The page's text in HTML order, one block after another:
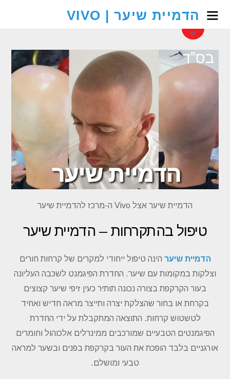
הדמיית שיער | VIVO
הדמיית שיער אצל Vivo ה-מרכז להדמיית שיער
טיפול בהתקרחות – הדמיית שיער
הדמיית שיער הינה טיפול ייחודי למקרים של קרחות חורים
וצלקות במקומות עם שיער. החדרת הפיגמנט לשכבה העליונה
בעור הקרקפת בצורה נכונה תותיר כעין זיפי שיער קצוצים
בקרחת או בחור שהצלקת יצרה ותייצר מראה חדיש ואחיד
לטשטוש קרחות. התוצאה המתקבלת על ידי החדרת
הפיגמנטים הטבעיים שמורכבים ממינרלים אלכוהול וחומרים
אורגניים בלבד הופכת את העור בקרקפת בפנים ובשער למראה
טבעי ומושלם.